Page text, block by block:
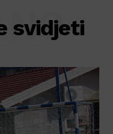
svidjeti